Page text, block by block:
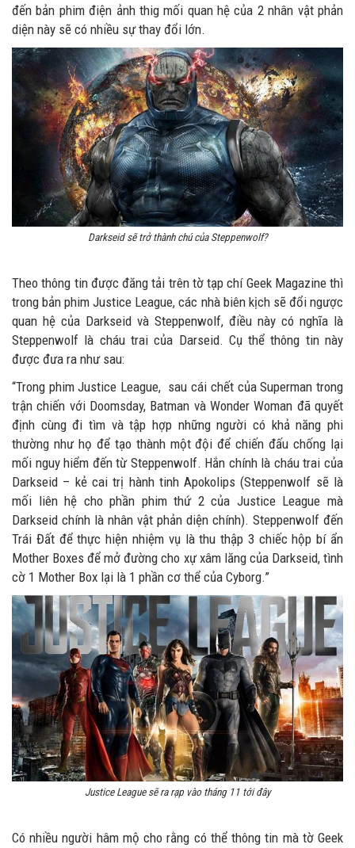
đến bản phim điện ảnh thig mối quan hệ của 2 nhân vật phản
diện này sẽ có nhiều sự thay đổi lớn.
Darkseid sẽ trở thành chú của Steppenwolf?
Theo thông tin được đăng tải trên tờ tạp chí Geek Magazine thì
trong bản phim Justice League, các nhà biên kịch sẽ đổi ngược
quan hệ của Darkseid và Steppenwolf, điều này có nghĩa là
Steppenwolf là cháu trai của Darseid. Cụ thể thông tin này
được đưa ra như sau:
“Trong phim Justice League, sau cái chết của Superman trong
trận chiến với Doomsday, Batman và Wonder Woman đã quyết
định cùng đi tìm và tập hợp những người có khả năng phi
thường như họ để tạo thành một đội để chiến đấu chống lại
mối nguy hiểm đến từ Steppenwolf. Hắn chính là cháu trai của
Darkseid – kẻ cai trị hành tinh Apokolips (Steppenwolf sẽ là
mối liên hệ cho phần phim thứ 2 của Justice League mà
Darkseid chính là nhân vật phản diện chính). Steppenwolf đến
Trái Đất để thực hiện nhiệm vụ là thu thập 3 chiếc hộp bí ẩn
Mother Boxes để mở đường cho xự xâm lăng của Darkseid, tình
cờ 1 Mother Box lại là 1 phần cơ thể của Cyborg.”
Justice League sẽ ra rạp vào tháng 11 tới đây
Có nhiều người hâm mộ cho rằng có thể thông tin mà tờ Geek